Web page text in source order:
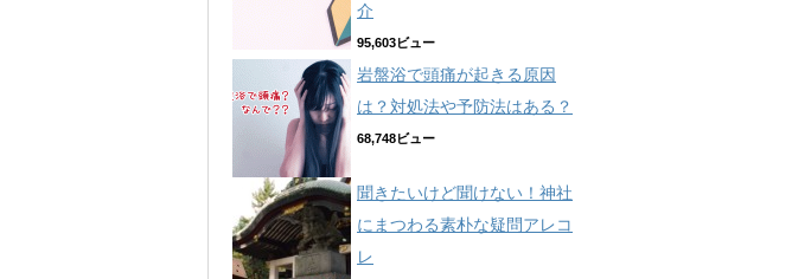
介
95,603ビュー
岩盤浴で頭痛が起きる原因
は？対処法や予防法はある？
68,748ビュー
聞きたいけど聞けない！神社
にまつわる素朴な疑問アレコ
レ